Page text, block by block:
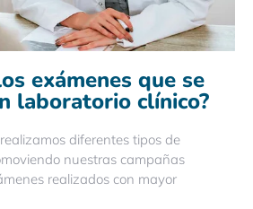
exámenes que se
laboratorio clínico?
diferentes tipos de
nuestras campañas
realizados con mayor